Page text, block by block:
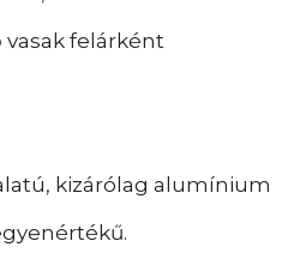
felárként
kizárólag alumínium